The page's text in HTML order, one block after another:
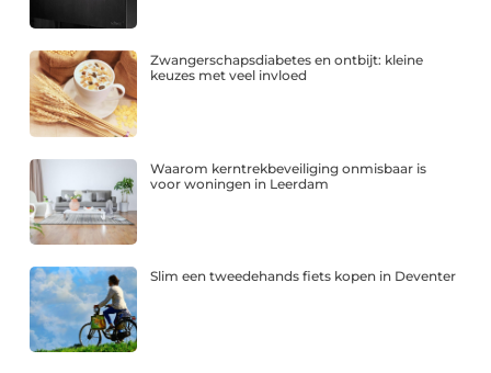
Zwangerschapsdiabetes en ontbijt: kleine
keuzes met veel invloed
Waarom kerntrekbeveiliging onmisbaar is
voor woningen in Leerdam
Slim een tweedehands fiets kopen in Deventer